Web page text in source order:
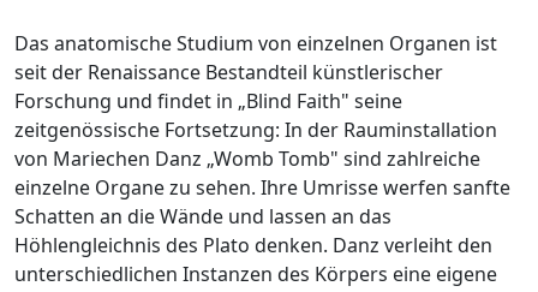
Das anatomische Studium von einzelnen Organen ist
seit der Renaissance Bestandteil künstlerischer
Forschung und findet in „Blind Faith" seine
zeitgenössische Fortsetzung: In der Rauminstallation
von Mariechen Danz „Womb Tomb" sind zahlreiche
einzelne Organe zu sehen. Ihre Umrisse werfen sanfte
Schatten an die Wände und lassen an das
Höhlengleichnis des Plato denken. Danz verleiht den
unterschiedlichen Instanzen des Körpers eine eigene